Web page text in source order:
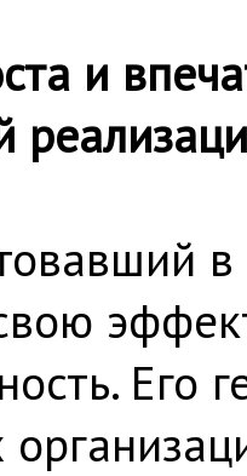
и
Его